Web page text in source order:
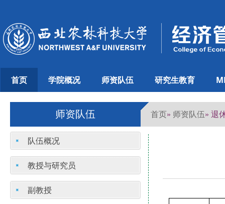
首页 学院概况 师资队伍 研究生教育
师资队伍 首页» 师资队伍» 退
队伍概况
教授与研究员
副教授